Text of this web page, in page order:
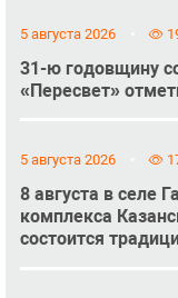
5 августа 2026
31-ю годовщину
«Пересвет»
5 августа 2026
8 августа в селе
комплекса
состоится